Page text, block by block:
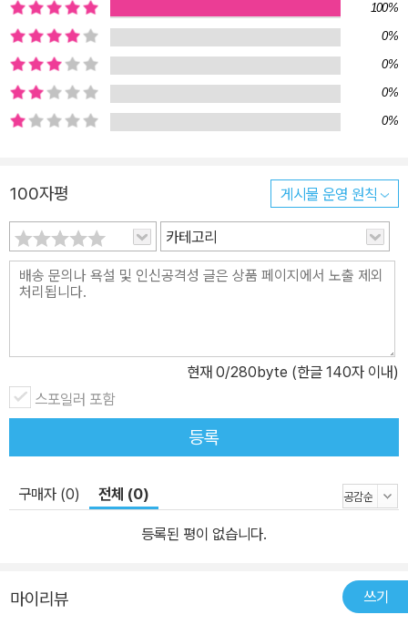
용의자 중 한 명인 앤더슨 중사. 그런데 무슨 이유에서인지 《코드네임
X》에서는 용의자로 지목되지 않았는데……. -특별 부록: 천재 요원 코
드네임 R의 초특급 비밀 공부법은?! 이렇듯 《코드네임 숏컷》은 ‘코드
네임’의 세계관을 기본으로 하면서도 그 안에서 미처 보여 주지 못한
새로운 이야기들로 독자들에게 신선하고 색다른 즐거움을 준다.
100%
0%
0%
0%
0%
100자평 게시물 운영 원칙
카테고리
현재 0/280byte (한글 140자 이내)
스포일러 포함
등록
구매자 (0) 전체 (0)
등록된 평이 없습니다.
마이리뷰 쓰기